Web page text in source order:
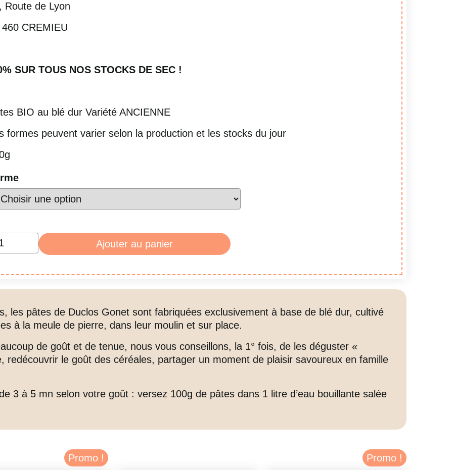
Route de Lyon
460 CREMIEU
SUR TOUS NOS STOCKS DE SEC !
BIO au blé dur Variété ANCIENNE
formes peuvent varier selon la production et les stocks du jour
Ajouter au panier
les pâtes de Duclos Gonet sont fabriquées exclusivement à base de blé dur, cultivé
à la meule de pierre, dans leur moulin et sur place.
de goût et de tenue, nous vous conseillons, la 1° fois, de les déguster «
redécouvrir le goût des céréales, partager un moment de plaisir savoureux en famille
3 à 5 mn selon votre goût : versez 100g de pâtes dans 1 litre d’eau bouillante salée
Promo ! Promo !